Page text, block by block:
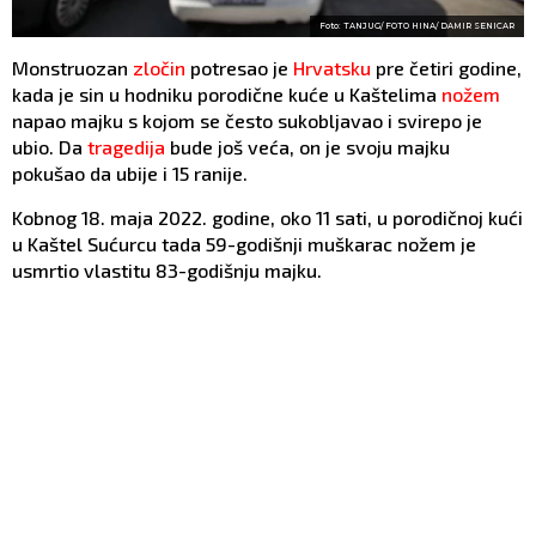
Foto: TANJUG/ FOTO HINA/ DAMIR SENICAR
Monstruozan zločin potresao je Hrvatsku pre četiri godine,
kada je sin u hodniku porodične kuće u Kaštelima nožem
napao majku s kojom se često sukobljavao i svirepo je
ubio. Da tragedija bude još veća, on je svoju majku
pokušao da ubije i 15 ranije.
Kobnog 18. maja 2022. godine, oko 11 sati, u porodičnoj kući
u Kaštel Sućurcu tada 59-godišnji muškarac nožem je
usmrtio vlastitu 83-godišnju majku.